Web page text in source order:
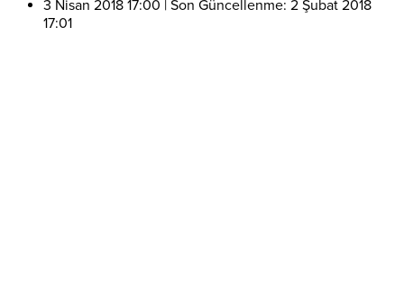
3 Nisan 2018 17:00 | Son Güncellenme: 2 Şubat 2018
17:01